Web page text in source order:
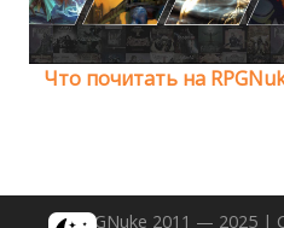
Что почитать на
© RPGNuke 2011 — 2025 |